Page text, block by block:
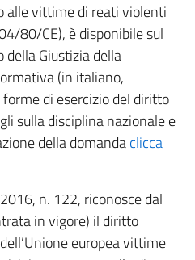
alle vittime di reati violenti
80/CE), è disponibile sul
Giustizia della
(in italiano,
di esercizio del diritto
sulla disciplina nazionale e
della domandaclicca
n. 122, riconosce dal
in vigore) il diritto
europea vittime